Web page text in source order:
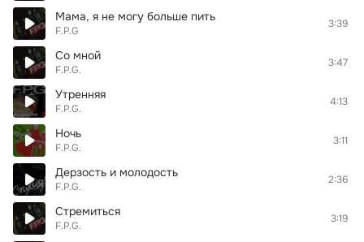
Мама, я не могу больше пить
F.P.G
3:39
Со мной
F.P.G.
3:47
Утренняя
F.P.G.
4:13
Ночь
F.P.G.
3:11
Дерзость и молодость
F.P.G.
2:36
Стремиться
F.P.G.
3:19